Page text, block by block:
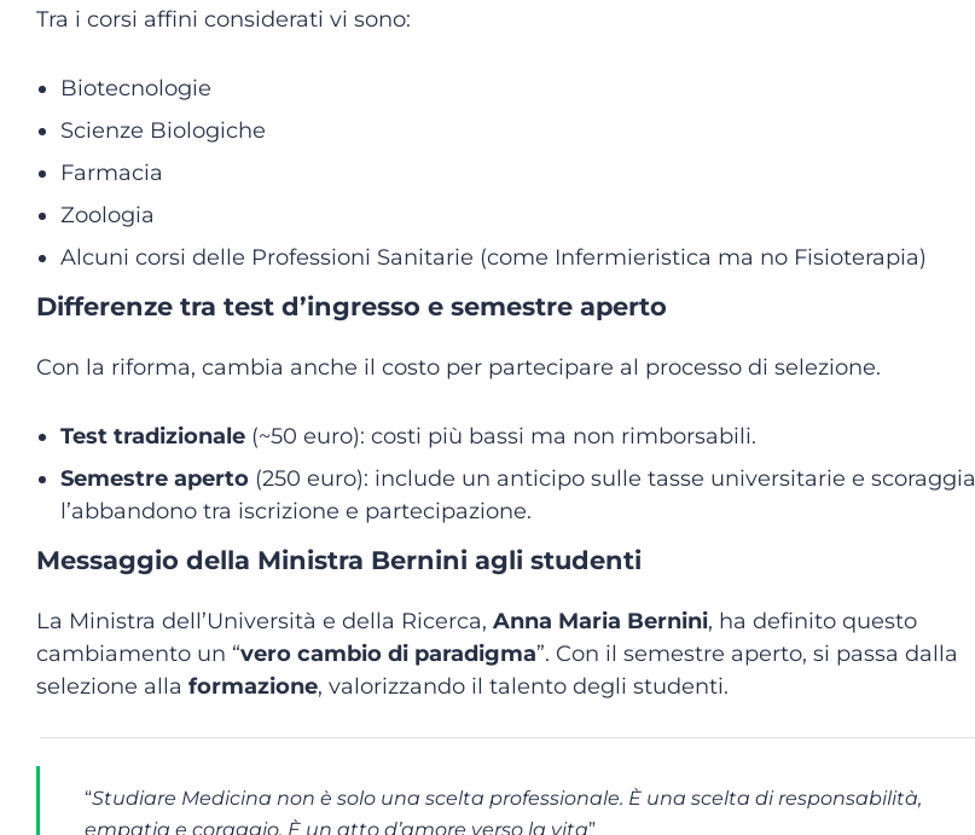
Tra i corsi affini considerati vi sono:
Biotecnologie
Scienze Biologiche
Farmacia
Zoologia
Alcuni corsi delle Professioni Sanitarie (come Infermieristica ma no Fisioterapia)
Differenze tra test d’ingresso e semestre aperto
Con la riforma, cambia anche il costo per partecipare al processo di selezione.
Test tradizionale (~50 euro): costi più bassi ma non rimborsabili.
Semestre aperto (250 euro): include un anticipo sulle tasse universitarie e scoraggia
l’abbandono tra iscrizione e partecipazione.
Messaggio della Ministra Bernini agli studenti
La Ministra dell’Università e della Ricerca, Anna Maria Bernini, ha definito questo
cambiamento un “vero cambio di paradigma”. Con il semestre aperto, si passa dalla
selezione alla formazione, valorizzando il talento degli studenti.
“Studiare Medicina non è solo una scelta professionale. È una scelta di responsabilità,
empatia e coraggio. È un atto d’amore verso la vita”